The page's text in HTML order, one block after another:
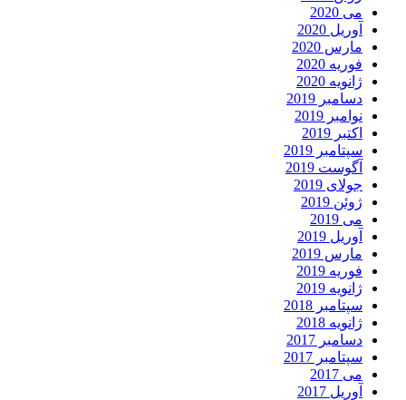
می 2020
آوریل 2020
مارس 2020
فوریه 2020
ژانویه 2020
دسامبر 2019
نوامبر 2019
اکتبر 2019
سپتامبر 2019
آگوست 2019
جولای 2019
ژوئن 2019
می 2019
آوریل 2019
مارس 2019
فوریه 2019
ژانویه 2019
سپتامبر 2018
ژانویه 2018
دسامبر 2017
سپتامبر 2017
می 2017
آوریل 2017